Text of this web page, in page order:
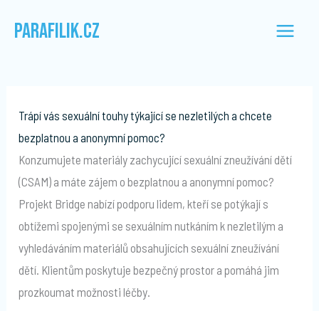
PARAFILIK.CZ
Trápí vás sexuální touhy týkající se nezletilých a chcete
bezplatnou a anonymní pomoc?
Konzumujete materiály zachycující sexuální zneužívání dětí
(CSAM) a máte zájem o bezplatnou a anonymní pomoc?
Projekt Bridge nabízí podporu lidem, kteří se potýkají s
obtížemi spojenými se sexuálním nutkáním k nezletilým a
vyhledáváním materiálů obsahujících sexuální zneužívání
dětí. Klientům poskytuje bezpečný prostor a pomáhá jim
prozkoumat možnosti léčby.